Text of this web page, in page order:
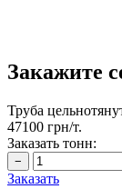
Закажите
Труба
47100 грн/т.
Заказать тонн:
Заказать